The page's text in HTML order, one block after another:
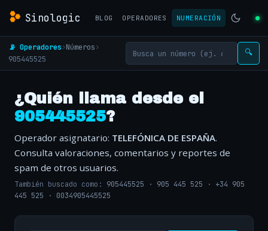
Sinologic BLOG OPERADORES NUMERACIÓN
📡 Operadores›Números›
905445525
🔍
¿Quién llama desde el
905445525?
Operador asignatario: TELEFÓNICA DE ESPAÑA.
Consulta valoraciones, comentarios y reportes de
spam de otros usuarios.
También buscado como: 905445525 · 905 445 525 · +34 905
445 525 · 0034905445525